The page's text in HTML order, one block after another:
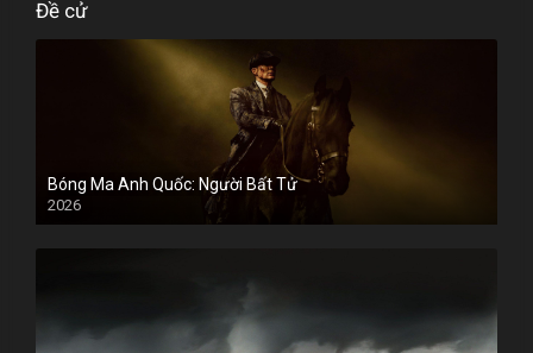
Đề cử
Bóng Ma Anh Quốc: Người Bất Tử
2026